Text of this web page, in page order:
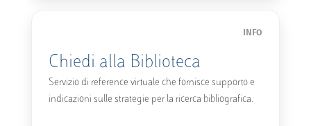
INFO
Chiedi alla Biblioteca
Servizio di reference virtuale che fornisce supporto e
indicazioni sulle strategie per la ricerca bibliografica.